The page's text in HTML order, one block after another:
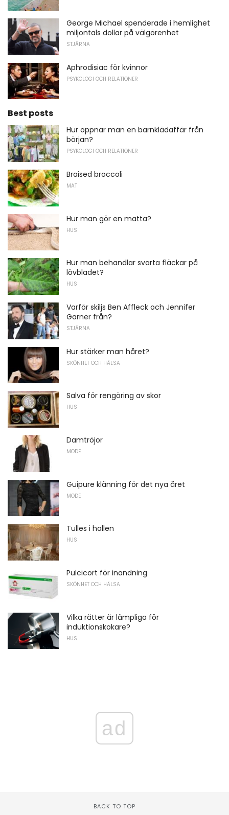
George Michael spenderade i hemlighet
miljontals dollar på välgörenhet
STJÄRNA
Aphrodisiac för kvinnor
PSYKOLOGI OCH RELATIONER
Best posts
Hur öppnar man en barnklädaffär från
början?
PSYKOLOGI OCH RELATIONER
Braised broccoli
MAT
Hur man gör en matta?
HUS
Hur man behandlar svarta fläckar på
lövbladet?
HUS
Varför skiljs Ben Affleck och Jennifer
Garner från?
STJÄRNA
Hur stärker man håret?
SKÖNHET OCH HÄLSA
Salva för rengöring av skor
HUS
Damtröjor
MODE
Guipure klänning för det nya året
MODE
Tulles i hallen
HUS
Pulcicort för inandning
SKÖNHET OCH HÄLSA
Vilka rätter är lämpliga för
induktionskokare?
HUS
ad
BACK TO TOP